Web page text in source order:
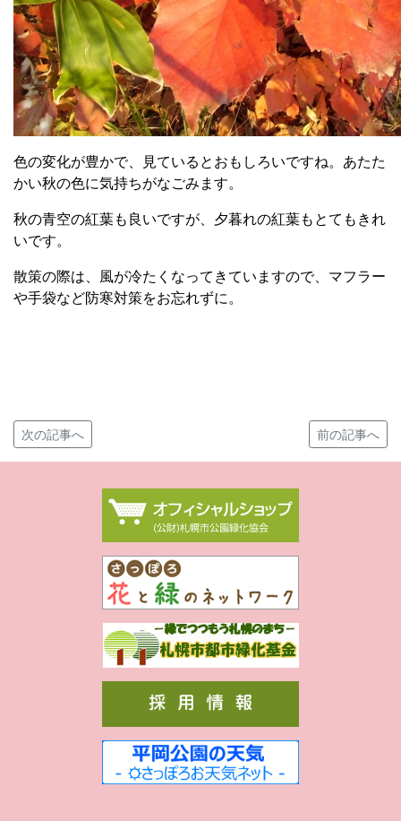
色の変化が豊かで、見ているとおもしろいですね。あたた
かい秋の色に気持ちがなごみます。
秋の青空の紅葉も良いですが、夕暮れの紅葉もとてもきれ
いです。
散策の際は、風が冷たくなってきていますので、マフラー
や手袋など防寒対策をお忘れずに。
次の記事へ 前の記事へ